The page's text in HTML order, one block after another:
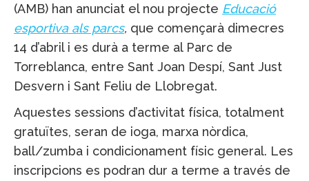
(AMB) han anunciat el nou projecte Educació
esportiva als parcs, que començarà dimecres
14 d’abril i es durà a terme al Parc de
Torreblanca, entre Sant Joan Despí, Sant Just
Desvern i Sant Feliu de Llobregat.
Aquestes sessions d’activitat física, totalment
gratuïtes, seran de ioga, marxa nòrdica,
ball/zumba i condicionament físic general. Les
inscripcions es podran dur a terme a través de